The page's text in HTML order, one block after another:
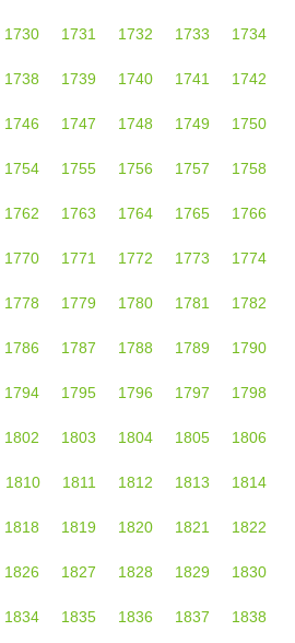
1730 1731 1732 1733 1734
1738 1739 1740 1741 1742
1746 1747 1748 1749 1750
1754 1755 1756 1757 1758
1762 1763 1764 1765 1766
1770 1771 1772 1773 1774
1778 1779 1780 1781 1782
1786 1787 1788 1789 1790
1794 1795 1796 1797 1798
1802 1803 1804 1805 1806
1810 1811 1812 1813 1814
1818 1819 1820 1821 1822
1826 1827 1828 1829 1830
1834 1835 1836 1837 1838